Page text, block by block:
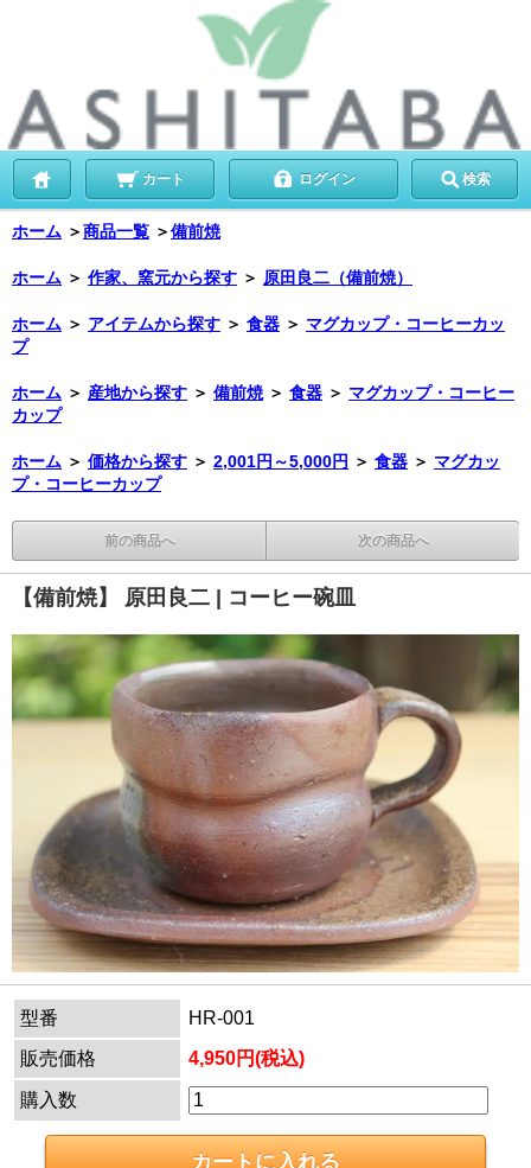
カート ログイン 検索
ホーム ＞商品一覧 ＞備前焼
ホーム ＞ 作家、窯元から探す ＞ 原田良二（備前焼）
ホーム ＞ アイテムから探す ＞ 食器 ＞ マグカップ・コーヒーカッ
プ
ホーム ＞ 産地から探す ＞ 備前焼 ＞ 食器 ＞ マグカップ・コーヒー
カップ
ホーム ＞ 価格から探す ＞ 2,001円～5,000円 ＞ 食器 ＞ マグカッ
プ・コーヒーカップ
前の商品へ 次の商品へ
【備前焼】 原田良二 | コーヒー碗皿
型番
HR-001
販売価格
4,950円(税込)
購入数